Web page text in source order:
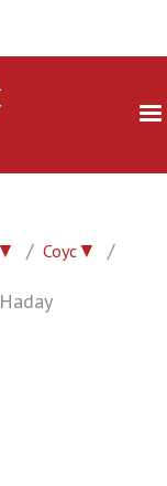
▼ Соус▼